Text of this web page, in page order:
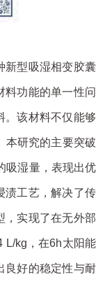
新型吸湿相变胶囊
料功能的单一性问
。该材料不仅能够
本研究的主要突破
吸湿量，表现出优
渍工艺，解决了传
，实现了在无外部
L/kg，在6h太阳能
良好的稳定性与耐